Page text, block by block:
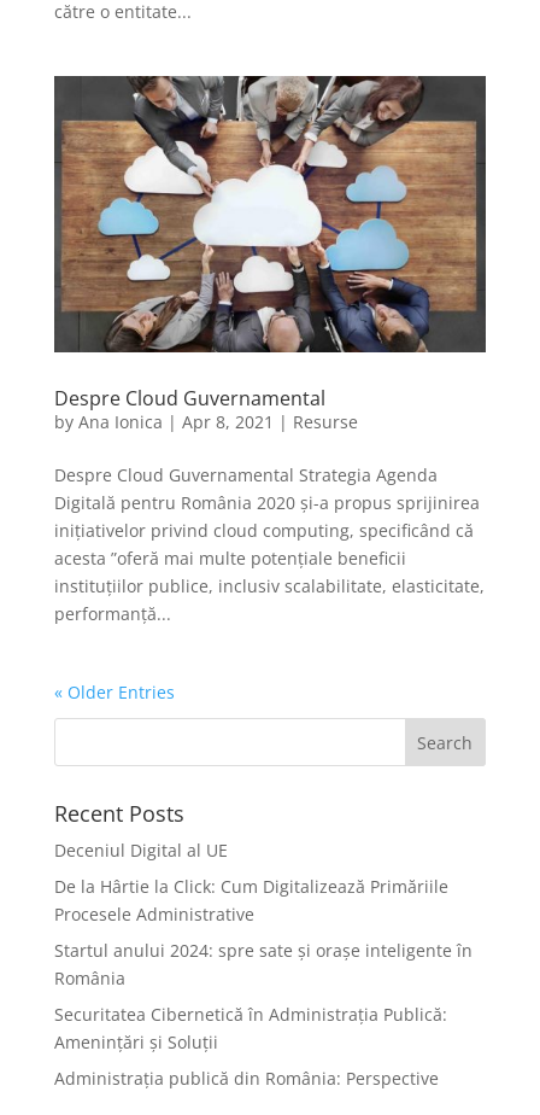
către o entitate...
Despre Cloud Guvernamental
by Ana Ionica | Apr 8, 2021 | Resurse
Despre Cloud Guvernamental Strategia Agenda
Digitală pentru România 2020 și-a propus sprijinirea
inițiativelor privind cloud computing, specificând că
acesta ”oferă mai multe potențiale beneficii
instituțiilor publice, inclusiv scalabilitate, elasticitate,
performanță...
« Older Entries
Recent Posts
Deceniul Digital al UE
De la Hârtie la Click: Cum Digitalizează Primăriile
Procesele Administrative
Startul anului 2024: spre sate și orașe inteligente în
România
Securitatea Cibernetică în Administrația Publică:
Amenințări și Soluții
Administrația publică din România: Perspective